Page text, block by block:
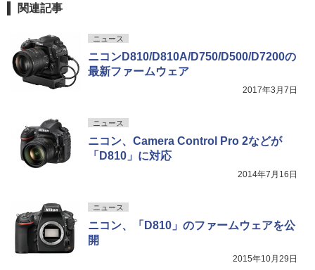
関連記事
ニュース
ニコンD810/D810A/D750/D500/D7200の
最新ファームウェア
2017年3月7日
ニュース
ニコン、Camera Control Pro 2などが
「D810」に対応
2014年7月16日
ニュース
ニコン、「D810」のファームウェアを公
開
2015年10月29日